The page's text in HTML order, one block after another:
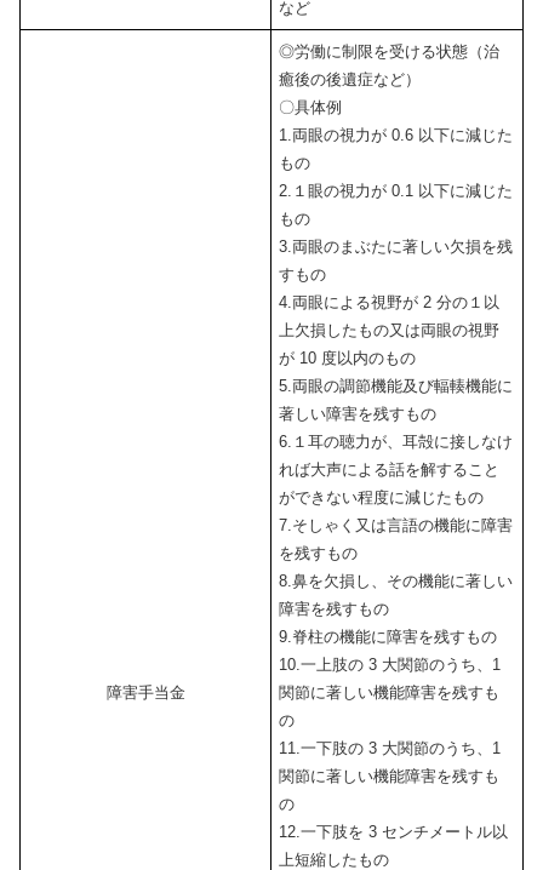
など
障害手当金
◎労働に制限を受ける状態（治
癒後の後遺症など）
〇具体例
1.両眼の視力が 0.6 以下に減じた
もの
2.１眼の視力が 0.1 以下に減じた
もの
3.両眼のまぶたに著しい欠損を残
すもの
4.両眼による視野が 2 分の１以
上欠損したもの又は両眼の視野
が 10 度以内のもの
5.両眼の調節機能及び輻輳機能に
著しい障害を残すもの
6.１耳の聴力が、耳殻に接しなけ
れば大声による話を解すること
ができない程度に減じたもの
7.そしゃく又は言語の機能に障害
を残すもの
8.鼻を欠損し、その機能に著しい
障害を残すもの
9.脊柱の機能に障害を残すもの
10.一上肢の 3 大関節のうち、1
関節に著しい機能障害を残すも
の
11.一下肢の 3 大関節のうち、1
関節に著しい機能障害を残すも
の
12.一下肢を 3 センチメートル以
上短縮したもの